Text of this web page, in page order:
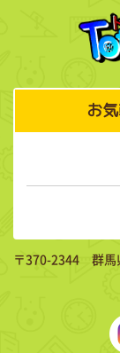
お
〒370-2344 群馬